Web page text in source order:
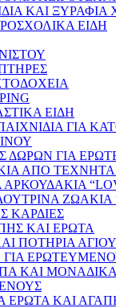
ΚΑΙ ΞΥΡΑΦΙΑ
ΕΙΔΗ
ΕΙΔΗ
ΓΙΑ
ΔΩΡΩΝ ΓΙΑ
ΑΠΟ
ΖΩΑΚΙΑ
ΚΑΡΔΙΕΣ
ΚΑΙ ΕΡΩΤΑ
ΠΟΤΗΡΙΑ
ΚΑΙ ΜΟΝΑΔΙΚΑ
ΕΡΩΤΑ ΚΑΙ